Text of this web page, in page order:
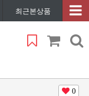
최근본상품
0